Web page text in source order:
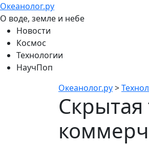
Океанолог.ру
О воде, земле и небе
Новости
Космос
Технологии
НаучПоп
Океанолог.ру>
Скрытая